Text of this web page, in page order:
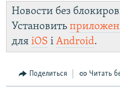
Крым.Реалии
сайта: https://
Новости без
Установить
для iOS і Android.
Поделиться Читать